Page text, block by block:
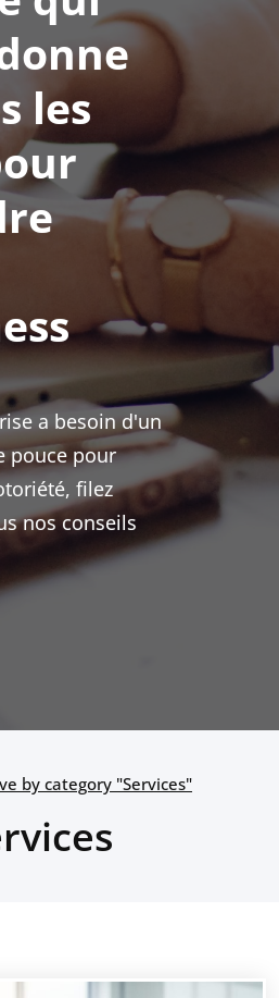
les
a besoin d'un
pouce pour
filez
nos conseils
by category "Services"